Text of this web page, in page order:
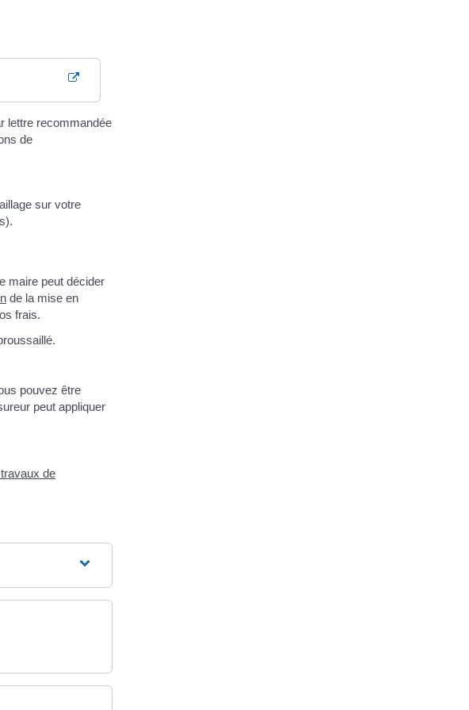
lettre recommandée
de
sur votre
maire peut décider
de la mise en
frais.
pouvez être
peut appliquer
de